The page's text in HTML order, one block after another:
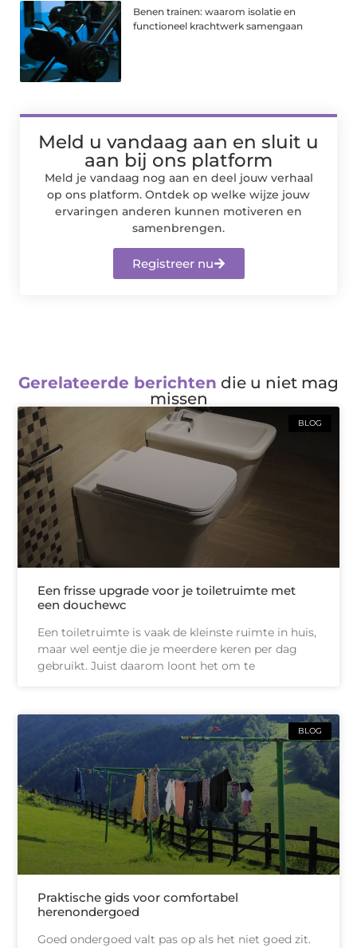
Benen trainen: waarom isolatie en
functioneel krachtwerk samengaan
Meld u vandaag aan en sluit u
aan bij ons platform
Meld je vandaag nog aan en deel jouw verhaal
op ons platform. Ontdek op welke wijze jouw
ervaringen anderen kunnen motiveren en
samenbrengen.
Registreer nu
Gerelateerde berichten die u niet mag
missen
BLOG
Een frisse upgrade voor je toiletruimte met
een douchewc
Een toiletruimte is vaak de kleinste ruimte in huis,
maar wel eentje die je meerdere keren per dag
gebruikt. Juist daarom loont het om te
BLOG
Praktische gids voor comfortabel
herenondergoed
Goed ondergoed valt pas op als het niet goed zit.